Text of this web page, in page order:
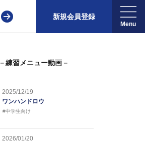
新規会員登録
－練習メニュー動画－
2025/12/19
ワンハンドロウ
#中学生向け
2026/01/20